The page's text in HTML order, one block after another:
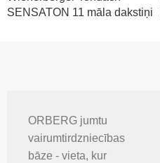
SENSATON 11 māla dakstiņi
ORBERG jumtu
vairumtirdzniecības
bāze - vieta, kur